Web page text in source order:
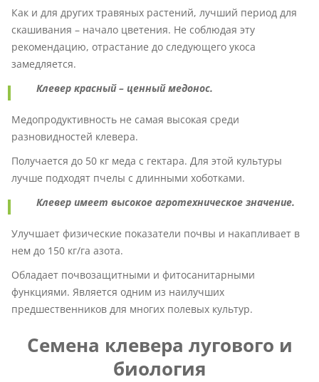
Как и для других травяных растений, лучший период для
скашивания – начало цветения. Не соблюдая эту
рекомендацию, отрастание до следующего укоса
замедляется.
Клевер красный – ценный медонос.
Медопродуктивность не самая высокая среди
разновидностей клевера.
Получается до 50 кг меда с гектара. Для этой культуры
лучше подходят пчелы с длинными хоботками.
Клевер имеет высокое агротехническое значение.
Улучшает физические показатели почвы и накапливает в
нем до 150 кг/га азота.
Обладает почвозащитными и фитосанитарными
функциями. Является одним из наилучших
предшественников для многих полевых культур.
Семена клевера лугового и
биология